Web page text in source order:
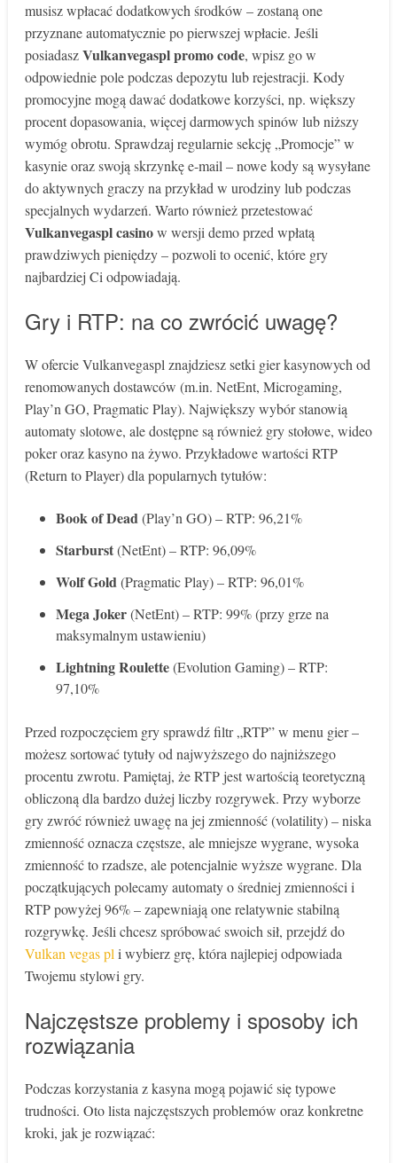
musisz wpłacać dodatkowych środków – zostaną one
przyznane automatycznie po pierwszej wpłacie. Jeśli
posiadaszVulkanvegaspl promo code, wpisz go w
odpowiednie pole podczas depozytu lub rejestracji. Kody
promocyjne mogą dawać dodatkowe korzyści, np. większy
procent dopasowania, więcej darmowych spinów lub niższy
wymóg obrotu. Sprawdzaj regularnie sekcję „Promocje” w
kasynie oraz swoją skrzynkę e-mail – nowe kody są wysyłane
do aktywnych graczy na przykład w urodziny lub podczas
specjalnych wydarzeń. Warto również przetestować
Vulkanvegaspl casinow wersji demo przed wpłatą
prawdziwych pieniędzy – pozwoli to ocenić, które gry
najbardziej Ci odpowiadają.
Gry i RTP: na co zwrócić uwagę?
W ofercie Vulkanvegaspl znajdziesz setki gier kasynowych od
renomowanych dostawców (m.in. NetEnt, Microgaming,
Play’n GO, Pragmatic Play). Największy wybór stanowią
automaty slotowe, ale dostępne są również gry stołowe, wideo
poker oraz kasyno na żywo. Przykładowe wartości RTP
(Return to Player) dla popularnych tytułów:
Book of Dead(Play’n GO) – RTP: 96,21%
Starburst(NetEnt) – RTP: 96,09%
Wolf Gold(Pragmatic Play) – RTP: 96,01%
Mega Joker(NetEnt) – RTP: 99% (przy grze na
maksymalnym ustawieniu)
Lightning Roulette(Evolution Gaming) – RTP:
97,10%
Przed rozpoczęciem gry sprawdź filtr „RTP” w menu gier –
możesz sortować tytuły od najwyższego do najniższego
procentu zwrotu. Pamiętaj, że RTP jest wartością teoretyczną
obliczoną dla bardzo dużej liczby rozgrywek. Przy wyborze
gry zwróć również uwagę na jej zmienność (volatility) – niska
zmienność oznacza częstsze, ale mniejsze wygrane, wysoka
zmienność to rzadsze, ale potencjalnie wyższe wygrane. Dla
początkujących polecamy automaty o średniej zmienności i
RTP powyżej 96% – zapewniają one relatywnie stabilną
rozgrywkę. Jeśli chcesz spróbować swoich sił, przejdź do
Vulkan vegas pl i wybierz grę, która najlepiej odpowiada
Twojemu stylowi gry.
Najczęstsze problemy i sposoby ich
rozwiązania
Podczas korzystania z kasyna mogą pojawić się typowe
trudności. Oto lista najczęstszych problemów oraz konkretne
kroki, jak je rozwiązać: